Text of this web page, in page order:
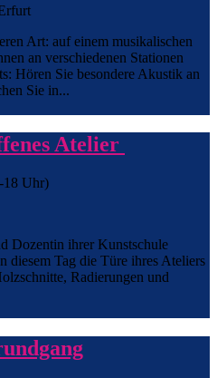
Art: auf einem musikalischen
an verschiedenen Stationen
Hören Sie besondere Akustik an
Sie in...
Atelier
18 Uhr)
Dozentin ihrer Kunstschule
diesem Tag die Türe ihres Ateliers
Radierungen und